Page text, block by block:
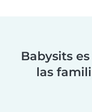
Babysits
las